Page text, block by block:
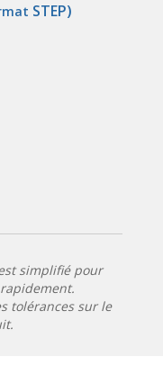
STEP)
simplifié pour
tolérances sur le